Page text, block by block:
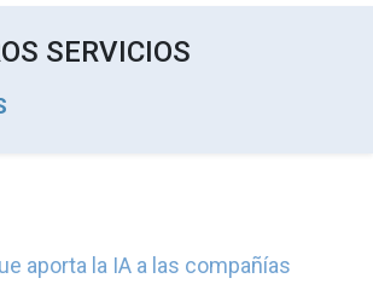
SERVICIOS
aporta la IA a las compañías